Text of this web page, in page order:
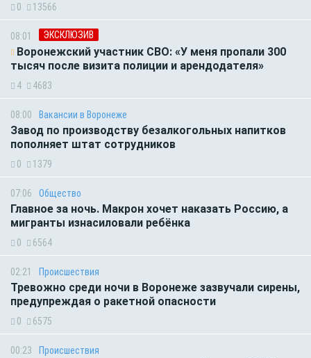
0 13566
08:01 ЭКСКЛЮЗИВ
Воронежский участник СВО: «У меня пропали 300
тысяч после визита полиции и арендодателя»
4 4683
08:00 Вакансии в Воронеже
Завод по производству безалкогольных напитков
пополняет штат сотрудников
0 1379
07:06 Общество
Главное за ночь. Макрон хочет наказать Россию, а
мигранты изнасиловали ребёнка
0 6564
02:21 Происшествия
Тревожно среди ночи в Воронеже зазвучали сирены,
предупреждая о ракетной опасности
0 6575
00:23 Происшествия